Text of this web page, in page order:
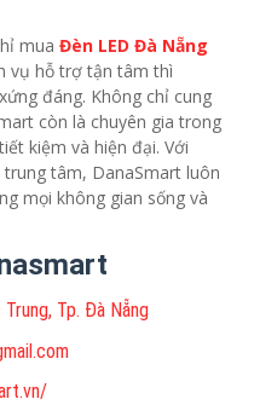
mua Đèn LED Đà Nẵng
vụ hỗ trợ tận tâm thì
đáng. Không chỉ cung
còn là chuyên gia trong
kiệm và hiện đại. Với
tâm, DanaSmart luôn
mọi không gian sống và
Tp. Đà Nẵng